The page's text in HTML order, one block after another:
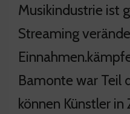
Musikindustrie ist
Streaming
Bamonte war Teil
können Künstler